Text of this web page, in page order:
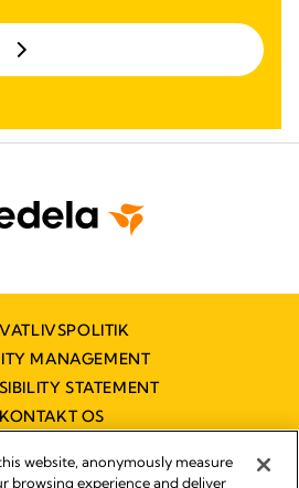
MANAGEMENT
STATEMENT
KONTAKT OS
website, anonymously measure
browsing experience and deliver